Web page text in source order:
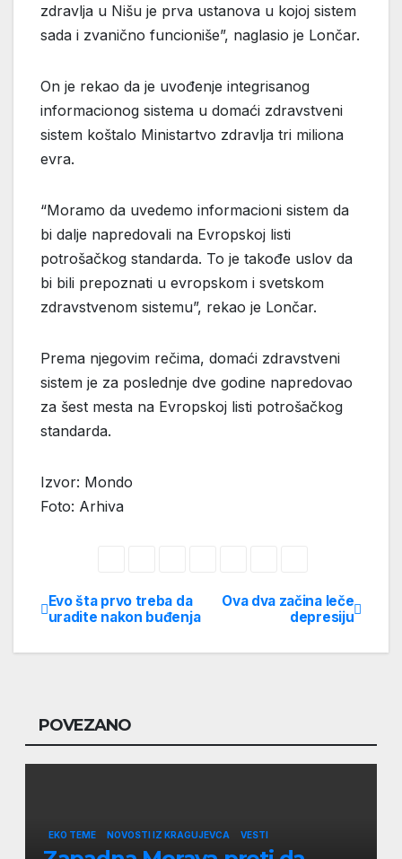
zdravlja u Nišu je prva ustanova u kojoj sistem
sada i zvanično funcioniše”, naglasio je Lončar.
On je rekao da je uvođenje integrisanog
informacionog sistema u domaći zdravstveni
sistem koštalo Ministartvo zdravlja tri miliona
evra.
“Moramo da uvedemo informacioni sistem da
bi dalje napredovali na Evropskoj listi
potrošačkog standarda. To je takođe uslov da
bi bili prepoznati u evropskom i svetskom
zdravstvenom sistemu”, rekao je Lončar.
Prema njegovim rečima, domaći zdravstveni
sistem je za poslednje dve godine napredovao
za šest mesta na Evropskoj listi potrošačkog
standarda.
Izvor: Mondo
Foto: Arhiva
Post
navigation
Ova dva začina leče
depresiju
Evo šta prvo treba da
uradite nakon buđenja
POVEZANO
EKO TEME NOVOSTI IZ KRAGUJEVCA VESTI